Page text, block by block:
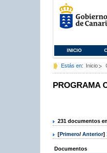
INICIO
Estás en: Inicio
PROGRAMA
231 documentos
[Primero/ Anterior]
Documentos